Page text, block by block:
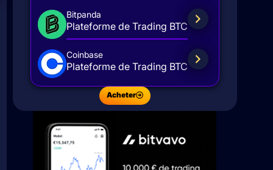
Bitpanda
Plateforme de Trading BTC
Coinbase
Plateforme de Trading BTC
Acheter